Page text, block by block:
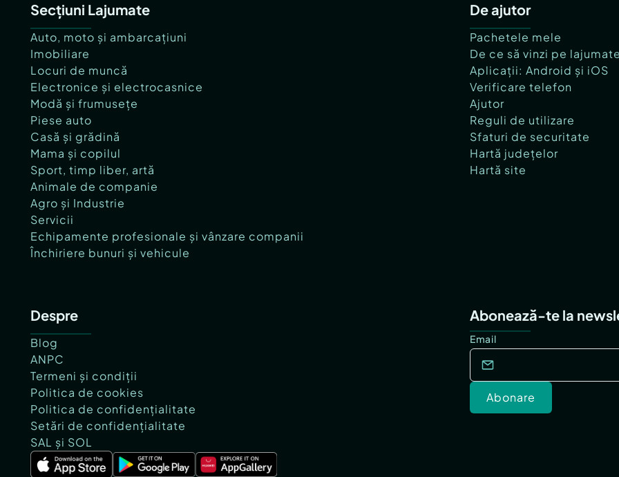
Secțiuni Lajumate
Auto, moto și ambarcațiuni
Imobiliare
Locuri de muncă
Electronice și electrocasnice
Modă și frumusețe
Piese auto
Casă și grădină
Mama și copilul
Sport, timp liber, artă
Animale de companie
Agro și Industrie
Servicii
Echipamente profesionale și vânzare companii
Închiriere bunuri și vehicule
De ajutor
Pachetele mele
De ce să vinzi pe
Aplicații: Android și iOS
Verificare telefon
Ajutor
Reguli de utilizare
Sfaturi de securitate
Hartă județelor
Hartă site
Despre
Blog
ANPC
Termeni și condiții
Politica de cookies
Politica de confidențialitate
Setări de confidențialitate
SAL și SOL
Abonează-te la
Email
Abonare